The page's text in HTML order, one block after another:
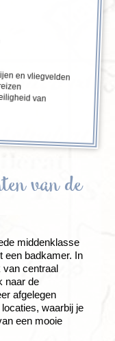
en vliegvelden
van
van de
middenklasse
een badkamer. In
van centraal
naar de
afgelegen
waarbij je
een mooie